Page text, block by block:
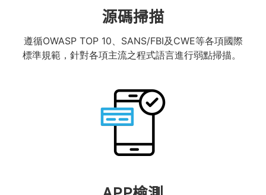
源碼掃描
遵循OWASP TOP 10、SANS/FBI及CWE等各項國際
標準規範，針對各項主流之程式語言進行弱點掃描。